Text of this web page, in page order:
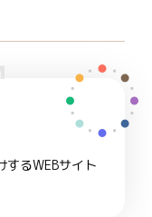
するWEBサイト